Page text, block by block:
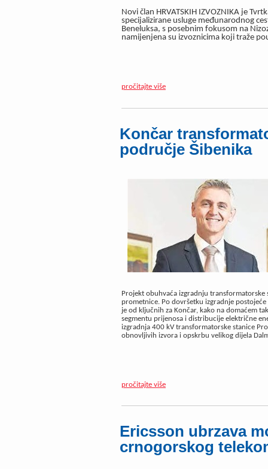
Novi član HRVATSKIH IZVOZNIKA je
specijalizirane usluge međunarodnog
Beneluksa, s posebnim fokusom na
namijenjena su izvoznicima koji traže
pročitajte više
Končar
područje Šibenika
Projekt obuhvaća izgradnju
prometnice. Po dovršetku izgradnje
je od ključnih za Končar, kako na domaćem
segmentu prijenosa i distribucije električne
izgradnja 400 kV transformatorske stanice
obnovljivih izvora i opskrbu velikog dijela
pročitajte više
Ericsson ubrzava
crnogorskog